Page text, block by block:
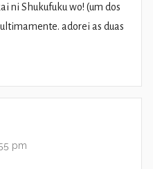
ni Shukufuku wo! (um dos
adorei as duas
pm